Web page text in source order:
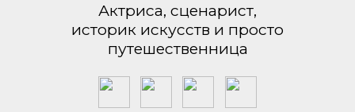
Актриса, сценарист,
историк искусств и просто
путешественница